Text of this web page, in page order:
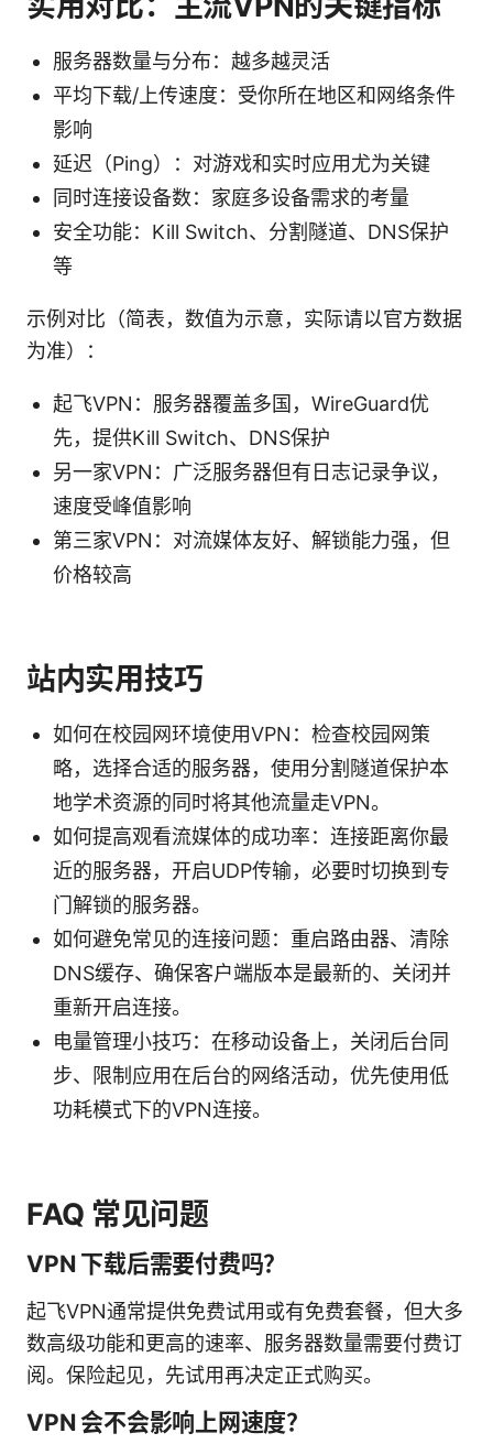
服务器数量与分布：越多越灵活
平均下载/上传速度：受你所在地区和网络条件
影响
延迟（Ping）：对游戏和实时应用尤为关键
同时连接设备数：家庭多设备需求的考量
安全功能：Kill Switch、分割隧道、DNS保护
等
示例对比（简表，数值为示意，实际请以官方数据
为准）：
起飞VPN：服务器覆盖多国，WireGuard优
先，提供Kill Switch、DNS保护
另一家VPN：广泛服务器但有日志记录争议，
速度受峰值影响
第三家VPN：对流媒体友好、解锁能力强，但
价格较高
站内实用技巧
如何在校园网环境使用VPN：检查校园网策
略，选择合适的服务器，使用分割隧道保护本
地学术资源的同时将其他流量走VPN。
如何提高观看流媒体的成功率：连接距离你最
近的服务器，开启UDP传输，必要时切换到专
门解锁的服务器。
如何避免常见的连接问题：重启路由器、清除
DNS缓存、确保客户端版本是最新的、关闭并
重新开启连接。
电量管理小技巧：在移动设备上，关闭后台同
步、限制应用在后台的网络活动，优先使用低
功耗模式下的VPN连接。
FAQ 常见问题
VPN 下载后需要付费吗？
起飞VPN通常提供免费试用或有免费套餐，但大多
数高级功能和更高的速率、服务器数量需要付费订
阅。保险起见，先试用再决定正式购买。
VPN 会不会影响上网速度？